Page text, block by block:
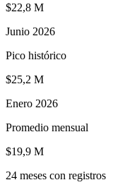
$22,8 M
Junio 2026
Pico histórico
$25,2 M
Enero 2026
Promedio mensual
$19,9 M
24 meses con registros